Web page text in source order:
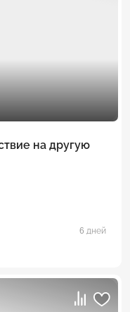
на другую
6 дней